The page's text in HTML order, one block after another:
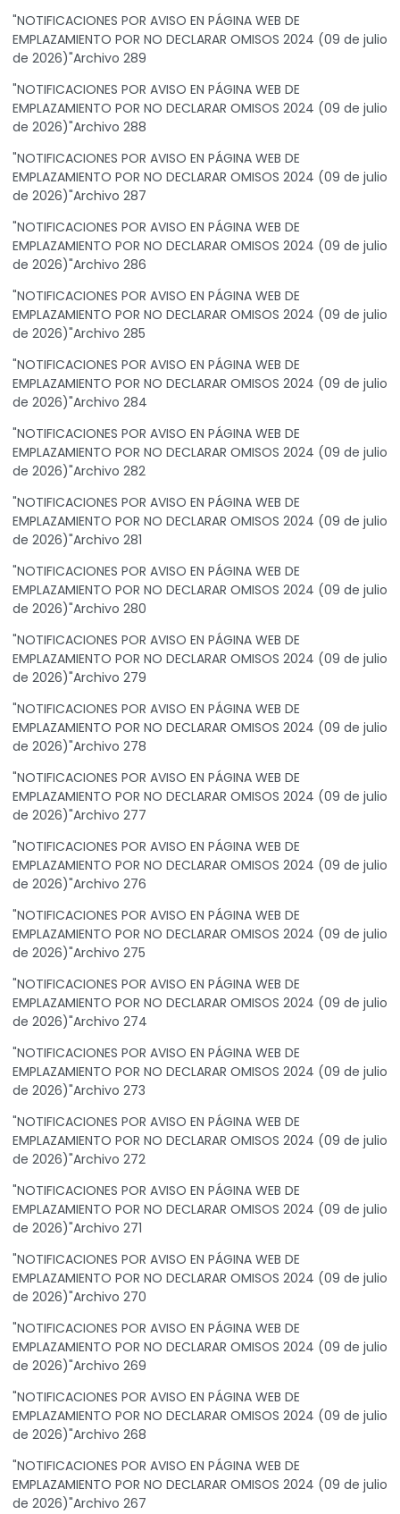
"NOTIFICACIONES POR AVISO EN PÁGINA WEB DE
EMPLAZAMIENTO POR NO DECLARAR OMISOS 2024 (09 de julio
de 2026)"Archivo 289
"NOTIFICACIONES POR AVISO EN PÁGINA WEB DE
EMPLAZAMIENTO POR NO DECLARAR OMISOS 2024 (09 de julio
de 2026)"Archivo 288
"NOTIFICACIONES POR AVISO EN PÁGINA WEB DE
EMPLAZAMIENTO POR NO DECLARAR OMISOS 2024 (09 de julio
de 2026)"Archivo 287
"NOTIFICACIONES POR AVISO EN PÁGINA WEB DE
EMPLAZAMIENTO POR NO DECLARAR OMISOS 2024 (09 de julio
de 2026)"Archivo 286
"NOTIFICACIONES POR AVISO EN PÁGINA WEB DE
EMPLAZAMIENTO POR NO DECLARAR OMISOS 2024 (09 de julio
de 2026)"Archivo 285
"NOTIFICACIONES POR AVISO EN PÁGINA WEB DE
EMPLAZAMIENTO POR NO DECLARAR OMISOS 2024 (09 de julio
de 2026)"Archivo 284
"NOTIFICACIONES POR AVISO EN PÁGINA WEB DE
EMPLAZAMIENTO POR NO DECLARAR OMISOS 2024 (09 de julio
de 2026)"Archivo 282
"NOTIFICACIONES POR AVISO EN PÁGINA WEB DE
EMPLAZAMIENTO POR NO DECLARAR OMISOS 2024 (09 de julio
de 2026)"Archivo 281
"NOTIFICACIONES POR AVISO EN PÁGINA WEB DE
EMPLAZAMIENTO POR NO DECLARAR OMISOS 2024 (09 de julio
de 2026)"Archivo 280
"NOTIFICACIONES POR AVISO EN PÁGINA WEB DE
EMPLAZAMIENTO POR NO DECLARAR OMISOS 2024 (09 de julio
de 2026)"Archivo 279
"NOTIFICACIONES POR AVISO EN PÁGINA WEB DE
EMPLAZAMIENTO POR NO DECLARAR OMISOS 2024 (09 de julio
de 2026)"Archivo 278
"NOTIFICACIONES POR AVISO EN PÁGINA WEB DE
EMPLAZAMIENTO POR NO DECLARAR OMISOS 2024 (09 de julio
de 2026)"Archivo 277
"NOTIFICACIONES POR AVISO EN PÁGINA WEB DE
EMPLAZAMIENTO POR NO DECLARAR OMISOS 2024 (09 de julio
de 2026)"Archivo 276
"NOTIFICACIONES POR AVISO EN PÁGINA WEB DE
EMPLAZAMIENTO POR NO DECLARAR OMISOS 2024 (09 de julio
de 2026)"Archivo 275
"NOTIFICACIONES POR AVISO EN PÁGINA WEB DE
EMPLAZAMIENTO POR NO DECLARAR OMISOS 2024 (09 de julio
de 2026)"Archivo 274
"NOTIFICACIONES POR AVISO EN PÁGINA WEB DE
EMPLAZAMIENTO POR NO DECLARAR OMISOS 2024 (09 de julio
de 2026)"Archivo 273
"NOTIFICACIONES POR AVISO EN PÁGINA WEB DE
EMPLAZAMIENTO POR NO DECLARAR OMISOS 2024 (09 de julio
de 2026)"Archivo 272
"NOTIFICACIONES POR AVISO EN PÁGINA WEB DE
EMPLAZAMIENTO POR NO DECLARAR OMISOS 2024 (09 de julio
de 2026)"Archivo 271
"NOTIFICACIONES POR AVISO EN PÁGINA WEB DE
EMPLAZAMIENTO POR NO DECLARAR OMISOS 2024 (09 de julio
de 2026)"Archivo 270
"NOTIFICACIONES POR AVISO EN PÁGINA WEB DE
EMPLAZAMIENTO POR NO DECLARAR OMISOS 2024 (09 de julio
de 2026)"Archivo 269
"NOTIFICACIONES POR AVISO EN PÁGINA WEB DE
EMPLAZAMIENTO POR NO DECLARAR OMISOS 2024 (09 de julio
de 2026)"Archivo 268
"NOTIFICACIONES POR AVISO EN PÁGINA WEB DE
EMPLAZAMIENTO POR NO DECLARAR OMISOS 2024 (09 de julio
de 2026)"Archivo 267